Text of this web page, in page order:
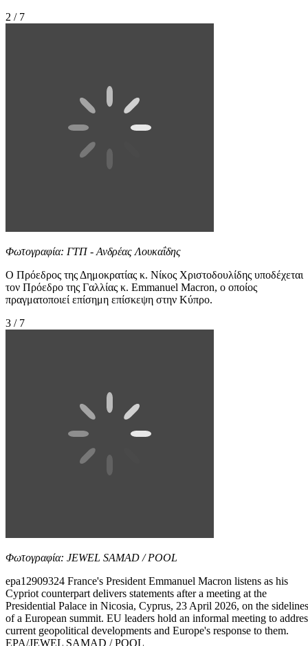
2 / 7
Φωτογραφία: ΓΤΠ - Ανδρέας Λουκαΐδης
Ο Πρόεδρος της Δημοκρατίας κ. Νίκος Χριστοδουλίδης υποδέχεται
τον Πρόεδρο της Γαλλίας κ. Emmanuel Macron, ο οποίος
πραγματοποιεί επίσημη επίσκεψη στην Κύπρο.
3 / 7
Φωτογραφία: JEWEL SAMAD / POOL
epa12909324 France's President Emmanuel Macron listens as his
Cypriot counterpart delivers statements after a meeting at the
Presidential Palace in Nicosia, Cyprus, 23 April 2026, on the sidelines
of a European summit. EU leaders hold an informal meeting to
current geopolitical developments and Europe's response to them.
EPA/JEWEL SAMAD / POOL